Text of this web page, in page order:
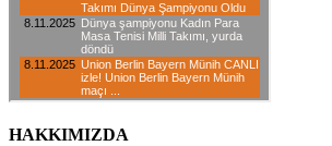
HAKKIMIZDA